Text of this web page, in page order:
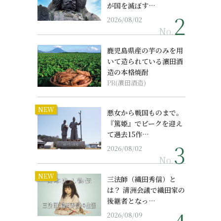
が国を滅ぼす…
2026/08/02
No.
鹿児島県産の芋のみを用
いて造られている濵田酒
造の本格焼酎
PR(濵田酒造)
NEW
悪女から戦国ものまで。
『篤姫』でピークを迎え
て過去15作…
2026/08/02
No.
NEW
三法師（織田秀信）と
は？ 清洲会議で織田家の
後継者となっ…
2026/08/09